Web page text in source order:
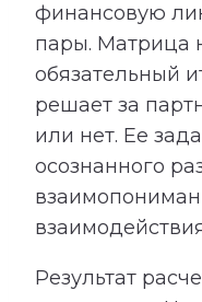
финансовую
пары. Матрица
обязательный
решает за
или нет. Ее
осознанного
Результат